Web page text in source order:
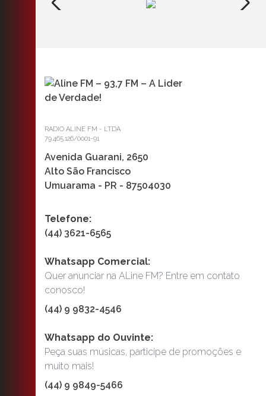
RADIO ALINE FM - LTDA
79.465.126/0001-91
Avenida Guarani, 2650
Alto São Francisco
Umuarama - PR - 87504030
Telefone:
(44) 3621-6565
Whatsapp Comercial:
Quer anunciar na ALine FM? Entre em contato
conosco!
(44) 9 9832-4546
Whatsapp do Ouvinte:
Peça suas músicas, participe de promoções e
muito mais!
(44) 9 9849-5466